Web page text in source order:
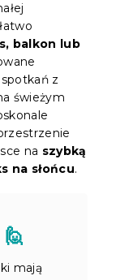
balkon lub
z
świeżym
na szybką
na słońcu.
mają